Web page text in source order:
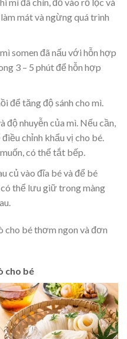
mì đã chín, đổ vào rổ lọc và
mát và ngừng quá trình
somen đã nấu với hỗn hợp
3 – 5 phút để hỗn hợp
để tăng độ sánh cho mì.
nhuyễn của mì. Nếu cần,
chỉnh khẩu vị cho bé.
có thể tắt bếp.
củ vào đĩa bé và để bé
thể lưu giữ trong màng
cho bé thơm ngon và đơn
cho bé